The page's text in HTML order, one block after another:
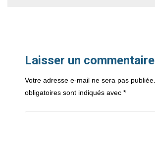
Laisser un commentaire
Votre adresse e-mail ne sera pas publiée.
obligatoires sont indiqués avec *